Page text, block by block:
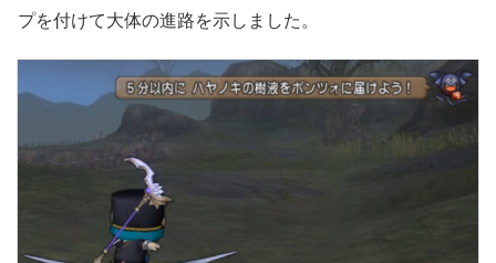
プを付けて大体の進路を示しました。